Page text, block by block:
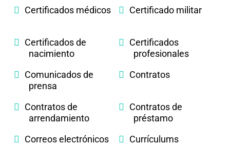
Certificados médicos
Certificado militar
Certificados de
nacimiento
Certificados
profesionales
Comunicados de
prensa
Contratos
Contratos de
arrendamiento
Contratos de
préstamo
Correos electrónicos
Currículums